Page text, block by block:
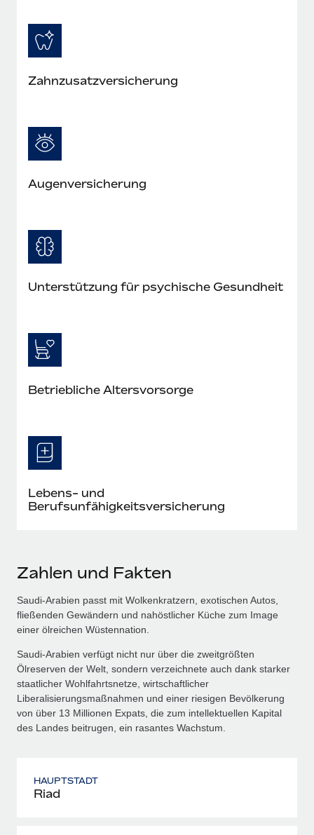
Zahnzusatzversicherung
Augenversicherung
Unterstützung für psychische Gesundheit
Betriebliche Altersvorsorge
Lebens- und
Berufsunfähigkeitsversicherung
Zahlen und Fakten
Saudi-Arabien passt mit Wolkenkratzern, exotischen Autos,
fließenden Gewändern und nahöstlicher Küche zum Image
einer ölreichen Wüstennation.
Saudi-Arabien verfügt nicht nur über die zweitgrößten
Ölreserven der Welt, sondern verzeichnete auch dank starker
staatlicher Wohlfahrtsnetze, wirtschaftlicher
Liberalisierungsmaßnahmen und einer riesigen Bevölkerung
von über 13 Millionen Expats, die zum intellektuellen Kapital
des Landes beitrugen, ein rasantes Wachstum.
HAUPTSTADT
Riad